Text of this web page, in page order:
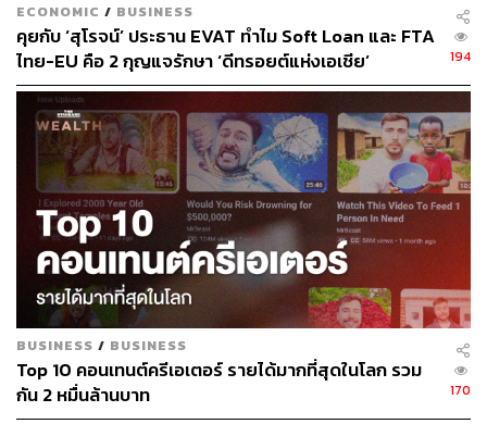
ECONOMIC / BUSINESS
คุยกับ ‘สุโรจน์’ ประธาน EVAT ทำไม Soft Loan และ FTA
ไทย-EU คือ 2 กุญแจรักษา ‘ดีทรอยต์แห่งเอเชีย’
194
BUSINESS / BUSINESS
Top 10 คอนเทนต์ครีเอเตอร์ รายได้มากที่สุดในโลก รวม
กัน 2 หมื่นล้านบาท
170